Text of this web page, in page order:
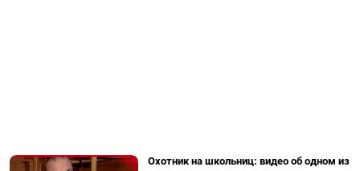
Охотник на школьниц: видео об одном из